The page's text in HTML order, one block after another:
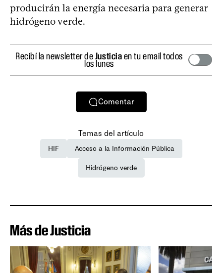
producirán la energía necesaria para generar
hidrógeno verde.
Recibí la newsletter deJusticiaen tu email todos
los lunes
Comentar
Temas del artículo
HIF Acceso a la Información Pública
Hidrógeno verde
Más de Justicia